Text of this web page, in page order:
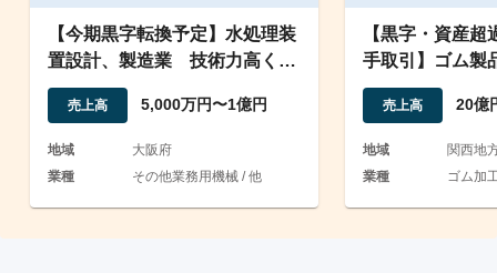
【今期黒字転換予定】水処理装
置設計、製造業 技術力高く特
許を複数保有
売上高 5,000万円〜1億円
地域
大阪府
業種
その他業務用機械 / 他
【黒字・資産
手取引】ゴム製
発・製造及び販
売上高 20億
地域
関西地
業種
ゴム加